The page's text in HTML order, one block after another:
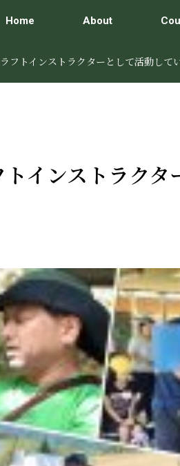
Home About
フトインストラクターとして活動して
インストラクタ